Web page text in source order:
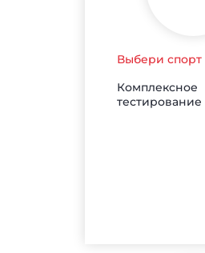
Выбери спорт
Комплексное
тестирование